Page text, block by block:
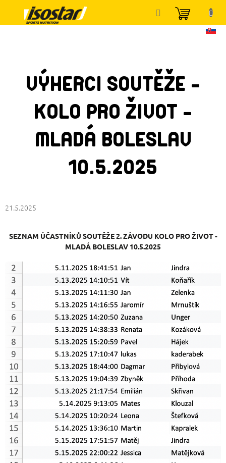
obsah
KOŠÍK
VÝHERCI SOUTĚŽE -
KOLO PRO ŽIVOT -
MLADÁ BOLESLAV
10.5.2025
21.5.2025
SEZNAM ÚČASTNÍKŮ SOUTĚŽE 2. ZÁVODU KOLO PRO ŽIVOT -
MLADÁ BOLESLAV 10.5.2025